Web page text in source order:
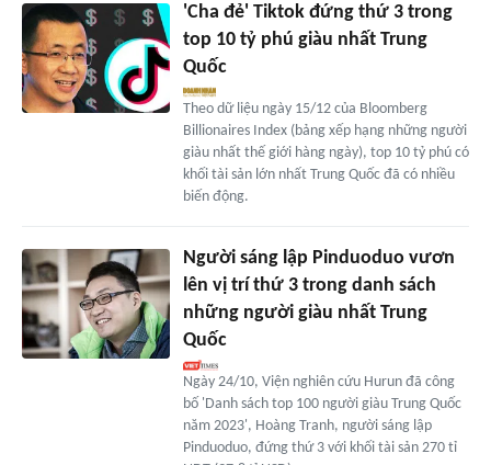
'Cha đẻ' Tiktok đứng thứ 3 trong
top 10 tỷ phú giàu nhất Trung
Quốc
Theo dữ liệu ngày 15/12 của Bloomberg
Billionaires Index (bảng xếp hạng những người
giàu nhất thế giới hàng ngày), top 10 tỷ phú có
khối tài sản lớn nhất Trung Quốc đã có nhiều
biến động.
Người sáng lập Pinduoduo vươn
lên vị trí thứ 3 trong danh sách
những người giàu nhất Trung
Quốc
Ngày 24/10, Viện nghiên cứu Hurun đã công
bố 'Danh sách top 100 người giàu Trung Quốc
năm 2023', Hoàng Tranh, người sáng lập
Pinduoduo, đứng thứ 3 với khối tài sản 270 tỉ